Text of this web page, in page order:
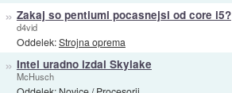
» Zakaj so pentiumi pocasnejsi od core i5?
d4vid
Oddelek:Strojna oprema
» Intel uradno izdal Skylake
McHusch